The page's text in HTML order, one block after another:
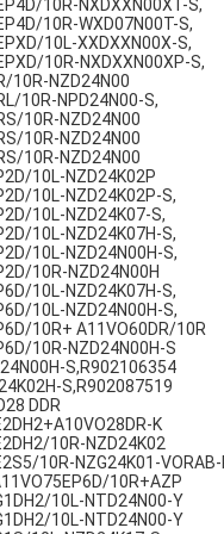
10R-NXDXXN00XT-S,
10R-WXD07N00T-S,
10L-XXDXXN00X-S,
10R-NXDXXN00XP-S,
10R-NZD24N00
10R-NPD24N00-S,
10R-NZD24N00
10R-NZD24N00
10R-NZD24N00
10L-NZD24K02P
10L-NZD24K02P-S,
10L-NZD24K07-S,
10L-NZD24K07H-S,
10L-NZD24N00H-S,
10R-NZD24N00H
10L-NZD24K07H-S,
10L-NZD24N00H-S,
10R+ A11VO60DR/10R
10R-NZD24N00H-S
S,R902106354
S,R902087519
DDR
K
10R-NZD24K02
10R-NZG24K01-
10R+AZP
10L-NTD24N00-Y
10L-NTD24N00-Y